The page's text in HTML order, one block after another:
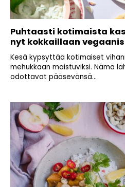
Puhtaasti kotimaista
nyt kokkaillaan
Kesä kypsyttää kotimaiset
mehukkaan maistuviksi. Nämä
odottavat pääsevänsä...